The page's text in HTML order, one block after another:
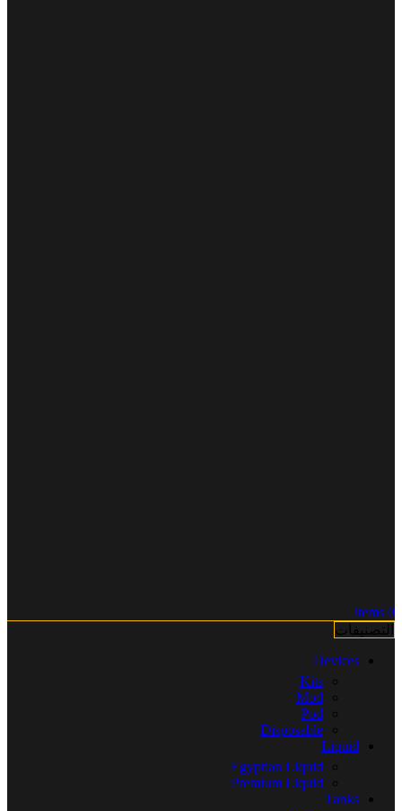
0
items
التصنيفات
Devices
Kits
Mod
Pod
Disposable
Liquid
Egyptian Liquid
Premium Liquid
Tanks